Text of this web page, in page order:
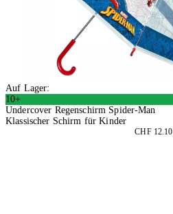
Auf Lager:
10+
Undercover Regenschirm Spider-Man
Klassischer Schirm für Kinder
CHF 12.10